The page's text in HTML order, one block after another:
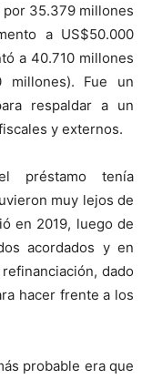
35.379 millones
a US$50.000
a 40.710 millones
millones). Fue un
respaldar a un
y externos.
préstamo tenía
muy lejos de
en 2019, luego de
acordados y en
dado
hacer frente a los
probable era que